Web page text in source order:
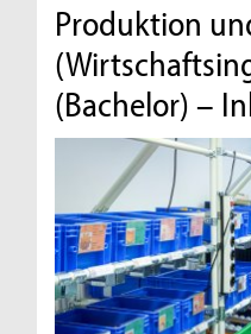
Produktion
(Bachelor) –